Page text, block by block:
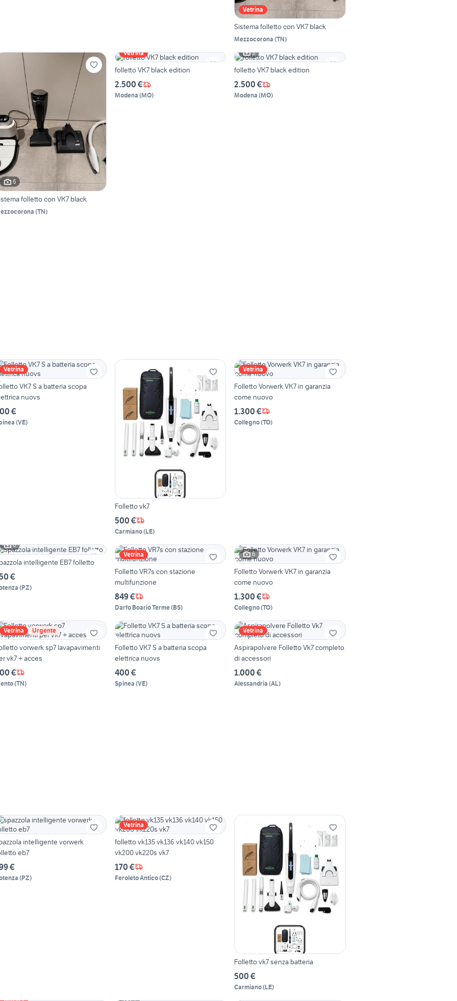
Vetrina
Sistema folletto con VK7 black
Mezzocorona (TN)
6
folletto con VK7 black
(TN)
Vetrina
folletto VK7 black edition
2.500 €
Modena (MO)
3
folletto VK7 black edition
2.500 €
Modena (MO)
Vetrina
VK7 S a batteria scopa
nuovs
€
(VE)
Folletto vk7
500 €
Carmiano(LE)
Vetrina
Folletto Vorwerk VK7 in garanzia
come nuovo
1.300 €
Collegno(TO)
6
Spazzola intelligente EB7 folletto
€
(PZ)
Vetrina
Folletto VR7s con stazione
multifunzione
849 €
Darfo Boario Terme(BS)
6
Folletto Vorwerk VK7 in garanzia
come nuovo
1.300 €
Collegno(TO)
Vetrina Urgente
vorwerk sp7 lavapavimenti
vk7 + acces
€
(TN)
Folletto VK7 S a batteria scopa
elettrica nuovs
400 €
Spinea (VE)
Vetrina
Aspirapolvere Folletto Vk7 completo
di accessori
1.000 €
Alessandria (AL)
intelligente vorwerk
eb7
€
(PZ)
Vetrina
folletto vk135 vk136 vk140 vk150
vk200 vk220s vk7
170 €
Feroleto Antico(CZ)
Folletto vk7 senza batteria
500 €
Carmiano(LE)